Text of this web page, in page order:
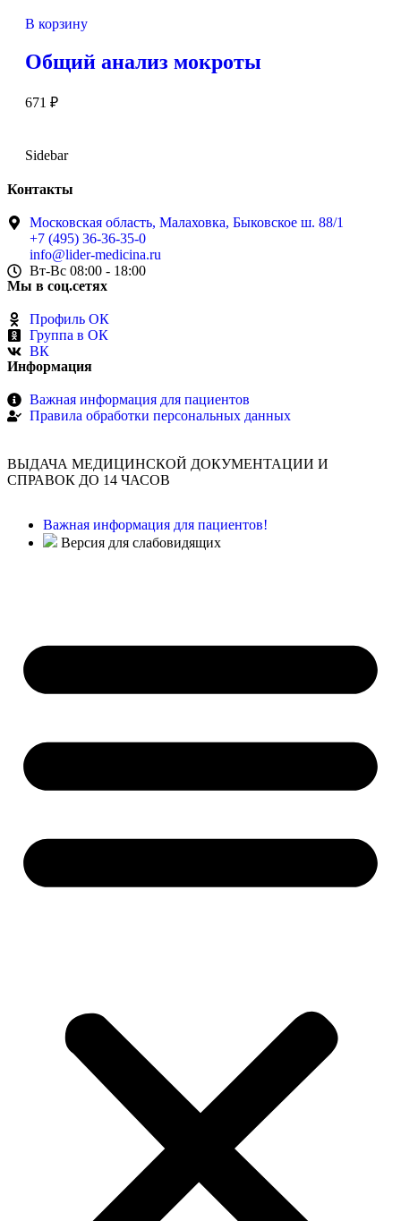
В корзину
Общий анализ мокроты
671 ₽
Sidebar
Контакты
Московская область, Малаховка, Быковское ш. 88/1
+7 (495) 36-36-35-0
info@lider-medicina.ru
Вт-Вс 08:00 - 18:00
Мы в соц.сетях
Профиль ОК
Группа в ОК
ВК
Информация
Важная информация для пациентов
Правила обработки персональных данных
ВЫДАЧА МЕДИЦИНСКОЙ ДОКУМЕНТАЦИИ И
СПРАВОК ДО 14 ЧАСОВ
Важная информация для пациентов!
Версия для слабовидящих